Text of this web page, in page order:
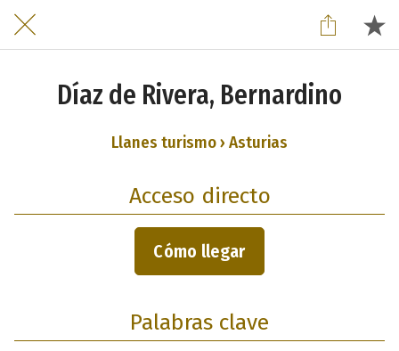
Díaz de Rivera, Bernardino
Llanes turismo › Asturias
Acceso directo
Cómo llegar
Palabras clave